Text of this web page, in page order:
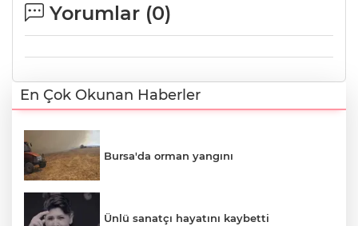
Yorumlar (0)
En Çok Okunan Haberler
Bursa'da orman yangını
Ünlü sanatçı hayatını kaybetti